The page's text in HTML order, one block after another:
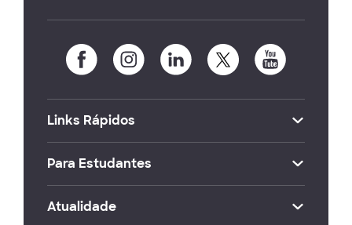
Links Rápidos
Para Estudantes
Atualidade